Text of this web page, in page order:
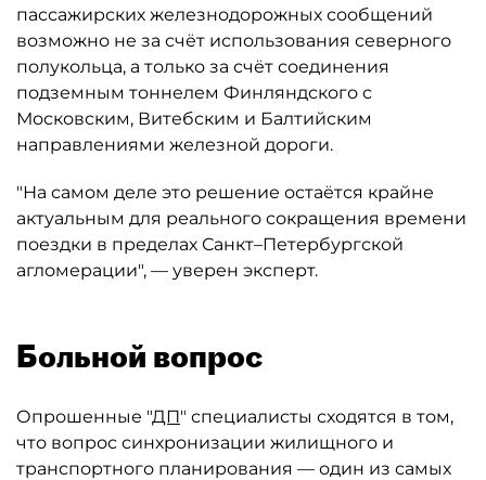
пассажирских железнодорожных сообщений
возможно не за счёт использования северного
полукольца, а только за счёт соединения
подземным тоннелем Финляндского с
Московским, Витебским и Балтийским
направлениями железной дороги.
"На самом деле это решение остаётся крайне
актуальным для реального сокращения времени
поездки в пределах Санкт–Петербургской
агломерации", — уверен эксперт.
Больной вопрос
Опрошенные "ДП" специалисты сходятся в том,
что вопрос синхронизации жилищного и
транспортного планирования — один из самых